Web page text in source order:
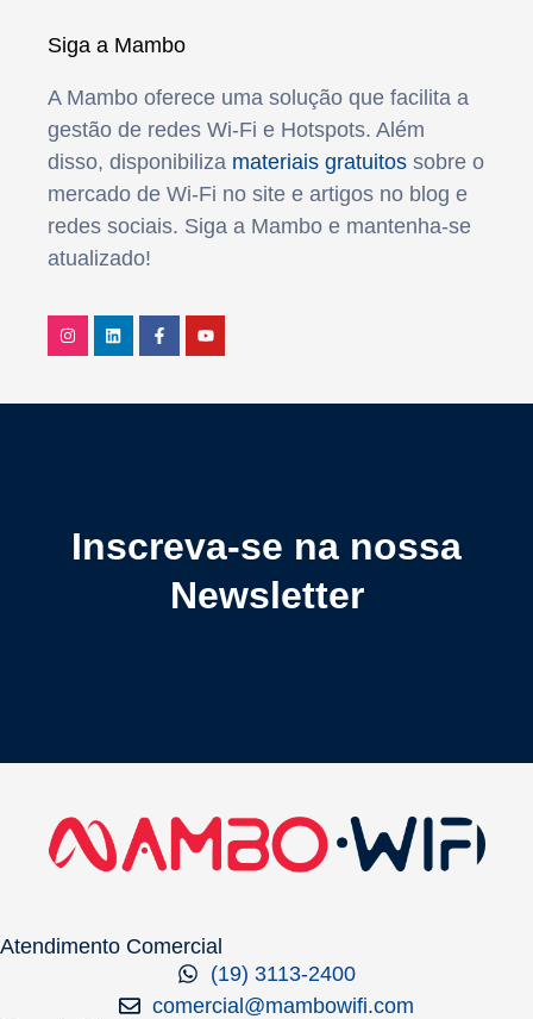
Siga a Mambo
A Mambo oferece uma solução que facilita a
gestão de redes Wi-Fi e Hotspots. Além
disso, disponibiliza materiais gratuitos sobre o
mercado de Wi-Fi no site e artigos no blog e
redes sociais. Siga a Mambo e mantenha-se
atualizado!
Inscreva-se na nossa
Newsletter
Atendimento Comercial
(19) 3113-2400
comercial@mambowifi.com